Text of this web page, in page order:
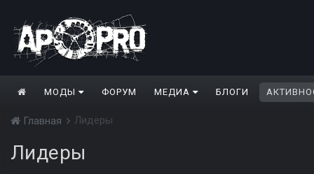
МОДЫ ФОРУМ МЕДИА БЛОГИ
Главная Лидеры
Лидеры